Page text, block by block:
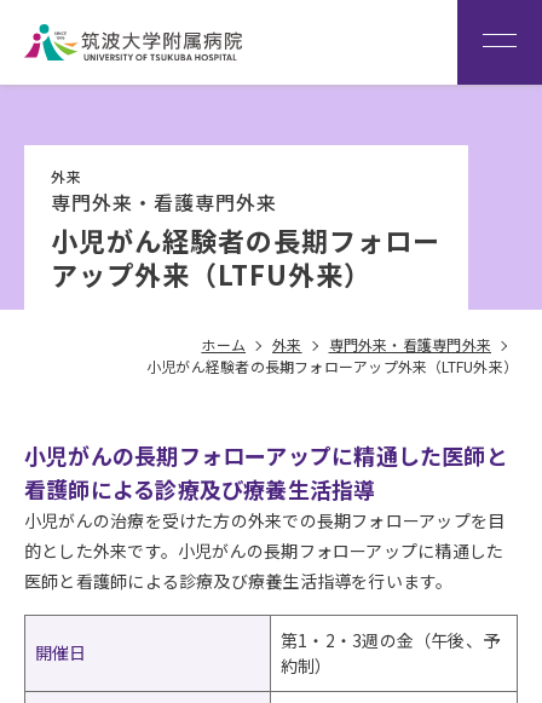
患者さん専用回線
（※本院は全科予約制です）
看
院内専
外来
専門外来・看護専門外来
小児がん経験者の長期フォロー
アップ外来（LTFU外来）
ホーム 外来
専門外来・看護専門外来
小児がん経験者の長期フォローアップ外来（LTFU外来）
小児がんの長期フォローアップに精通した医師と
看護師による診療及び療養生活指導
小児がんの治療を受けた方の外来での長期フォローアップを目
的とした外来です。小児がんの長期フォローアップに精通した
医師と看護師による診療及び療養生活指導を行います。
開催日
第1・2・3週の金（午後、予
約制）